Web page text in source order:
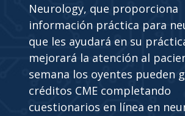
Neurology, que proporciona
información práctica para
que les ayudará en su
mejorará la atención al
semana los oyentes pueden
créditos CME completando
cuestionarios en línea en